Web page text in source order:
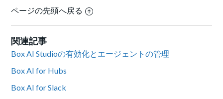
ページの先頭へ戻る
関連記事
Box AI Studioの有効化とエージェントの管理
Box AI for Hubs
Box AI for Slack